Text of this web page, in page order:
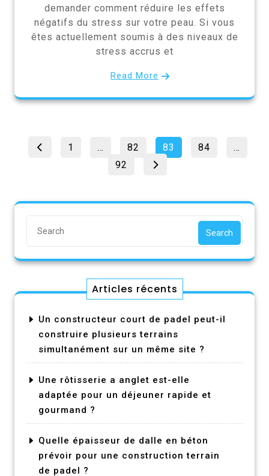
demander comment réduire les effets
négatifs du stress sur votre peau. Si vous
êtes actuellement soumis à des niveaux de
stress accrus et
Read More
Pagination
des
Page
1 … Page
82 Page
83 Page
84
…
Page
92
Search
Articles récents
Un constructeur court de padel peut-il
construire plusieurs terrains
simultanément sur un même site ?
Une rôtisserie a anglet est-elle
adaptée pour un déjeuner rapide et
gourmand ?
Quelle épaisseur de dalle en béton
prévoir pour une construction terrain
de padel ?